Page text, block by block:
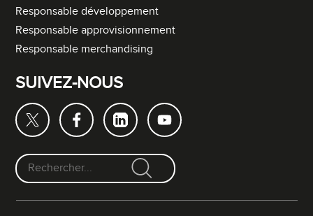
Responsable développement
Responsable approvisionnement
Responsable merchandising
SUIVEZ-NOUS
F